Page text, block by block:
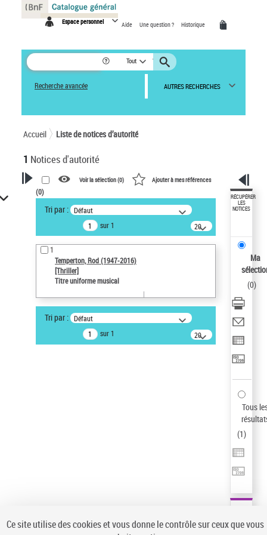
Espace personnel Aide Une question ? Historique
Tout
Recherche avancée AUTRES RECHERCHES
Accueil Liste de notices d’autorité
1 Notices d'autorité
VOTRE RECHERCHE
Recherche avancée dans les
notices d’autorité
Œuvres liées à l'auteur :
Temperton, Rod (1947-2016)
Type de notice d'autorité
Voir la sélection (0) Ajouter à mes références
(0)
Tri par : Défaut
sur 1
20
résultats/page
1
Temperton, Rod (1947-2016)
[Thriller]
Titre uniforme musical
Tri par : Défaut
sur 1
20
résultats/page
RÉCUPÉRER
LES
NOTICES
Ma
(0)
Tous
(1)
Panneau de gestion des cookies
Ce site utilise des cookies et vous donne le contrôle sur ceux que vous